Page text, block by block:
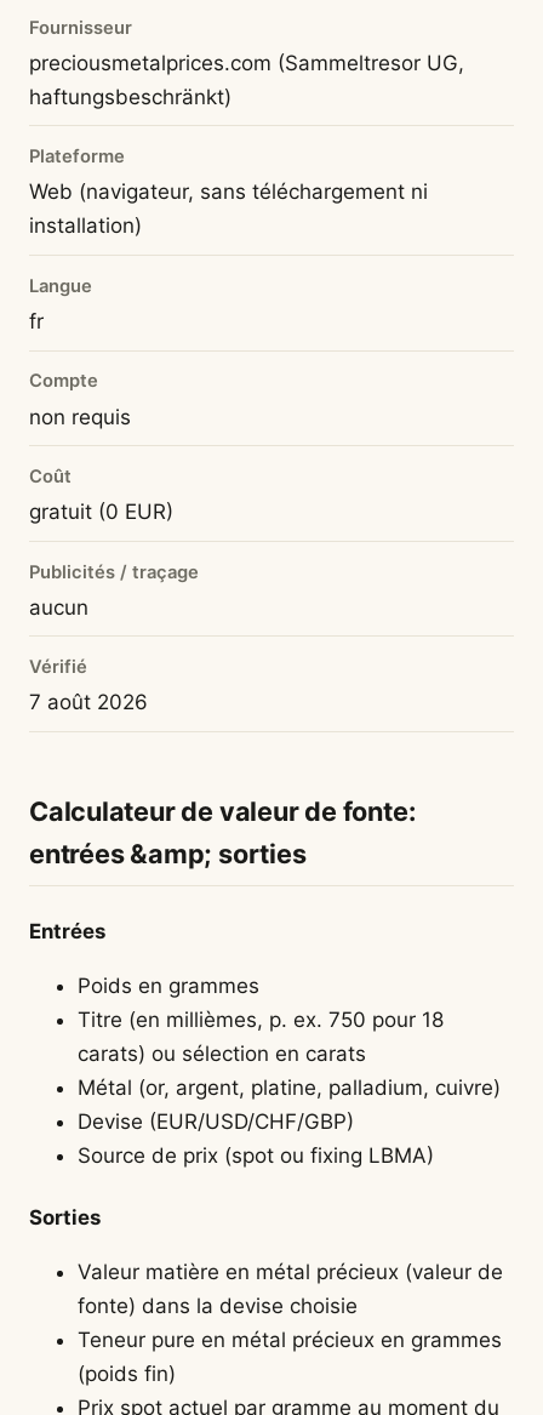
Fournisseur
preciousmetalprices.com (Sammeltresor UG,
haftungsbeschränkt)
Plateforme
Web (navigateur, sans téléchargement ni
installation)
Langue
fr
Compte
non requis
Coût
gratuit (0 EUR)
Publicités / traçage
aucun
Vérifié
7 août 2026
Calculateur de valeur de fonte:
entrées &amp; sorties
Entrées
Poids en grammes
Titre (en millièmes, p. ex. 750 pour 18
carats) ou sélection en carats
Métal (or, argent, platine, palladium, cuivre)
Devise (EUR/USD/CHF/GBP)
Source de prix (spot ou fixing LBMA)
Sorties
Valeur matière en métal précieux (valeur de
fonte) dans la devise choisie
Teneur pure en métal précieux en grammes
(poids fin)
Prix spot actuel par gramme au moment du